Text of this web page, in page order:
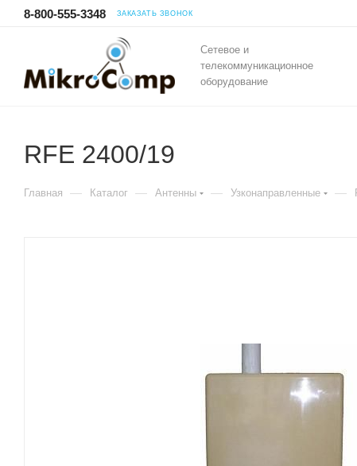
8-800-555-3348 ЗАКАЗАТЬ ЗВОНОК
Сетевое и
телекоммуникационное
оборудование
RFE 2400/19
Главная — Каталог — Антенны — Узконаправленные —